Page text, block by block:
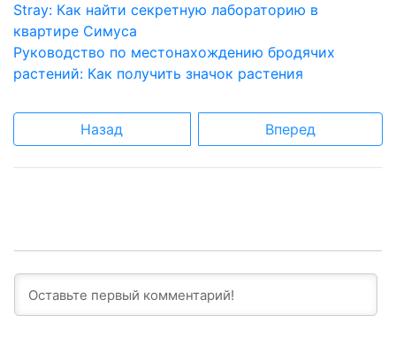
Stray: Как найти секретную лабораторию в
квартире Симуса
Руководство по местонахождению бродячих
растений: Как получить значок растения
Назад Вперед